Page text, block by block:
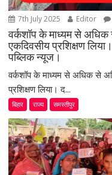
7th July 2025 Editor
वर्कशॉप के माध्यम से
एकदिवसीय प्रशिक्षण
पब्लिक न्यूज।
वर्कशॉप के माध्यम से अधिक से
प्रशिक्षण लिया। द...
बिहार राज्य समस्तीपुर